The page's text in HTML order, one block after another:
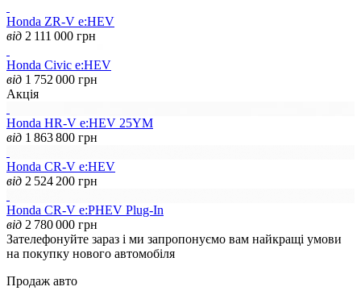
Honda ZR-V e:HEV
від 2 111 000 грн
Honda Civic e:HEV
від 1 752 000 грн
Акція
Honda HR-V e:HEV 25YM
від 1 863 800 грн
Honda CR-V e:HEV
від 2 524 200 грн
Honda CR-V e:PHEV Plug-In
від 2 780 000 грн
Зателефонуйте зараз і ми запропонуємо вам найкращі умови
на покупку нового автомобіля
Продаж авто